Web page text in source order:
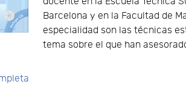
Barcelona y en la Facultad de
especialidad son las técnicas
tema sobre el que han